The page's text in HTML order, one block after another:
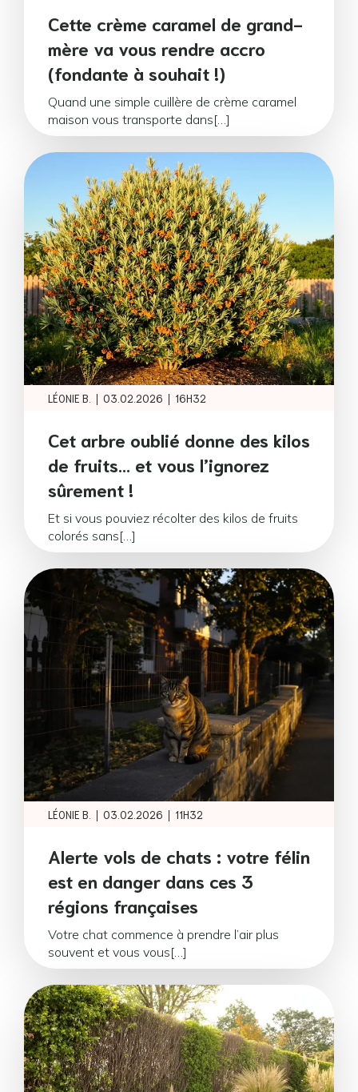
Cette crème caramel de grand-
mère va vous rendre accro
(fondante à souhait !)
Quand une simple cuillère de crème caramel
maison vous transporte dans[…]
LÉONIE B. | 03.02.2026 | 16H32
Cet arbre oublié donne des kilos
de fruits… et vous l’ignorez
sûrement !
Et si vous pouviez récolter des kilos de fruits
colorés sans[…]
LÉONIE B. | 03.02.2026 | 11H32
Alerte vols de chats : votre félin
est en danger dans ces 3
régions françaises
Votre chat commence à prendre l’air plus
souvent et vous vous[…]